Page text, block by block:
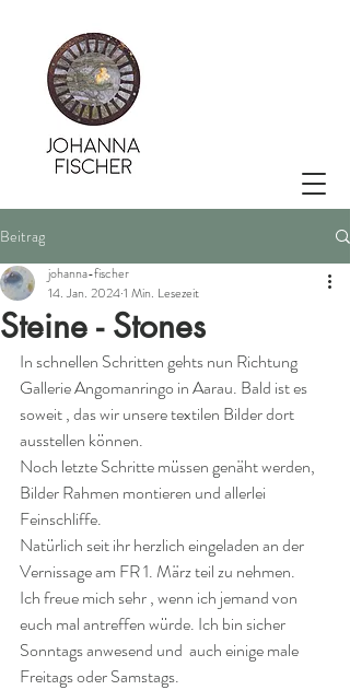
Beitrag
Steine - Stones
johanna-fischer
14. Jan. 20241 Min. Lesezeit
In schnellen Schritten gehts nun Richtung
Gallerie Angomanringo in Aarau. Bald ist es
soweit , das wir unsere textilen Bilder dort
ausstellen können.
Noch letzte Schritte müssen genäht werden,
Bilder Rahmen montieren und allerlei
Feinschliffe.
Natürlich seit ihr herzlich eingeladen an der
Vernissage am FR 1. März teil zu nehmen.
Ich freue mich sehr , wenn ich jemand von
euch mal antreffen würde. Ich bin sicher
Sonntags anwesend und  auch einige male
Freitags oder Samstags.